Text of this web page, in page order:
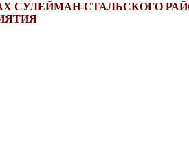
СУЛЕЙМАН-СТАЛЬСКОГО